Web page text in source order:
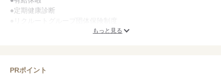
●定期健康診断
●ベビーシッター割引サービス
ト・ステーション）をご提供します
もっと見る
PRポイント